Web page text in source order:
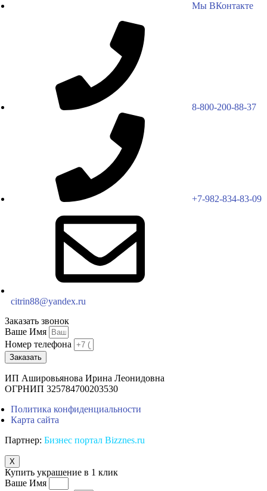
Мы ВКонтакте
8-800-200-88-37
+7-982-834-83-09
citrin88@yandex.ru
Заказать звонок
Ваше Имя
Номер телефона
Заказать
ИП Ашировьянова Ирина Леонидовна
ОГРНИП 325784700203530
Политика конфиденциальности
Карта сайта
Партнер: Бизнес портал Bizznes.ru
X
Купить украшение в 1 клик
Ваше Имя